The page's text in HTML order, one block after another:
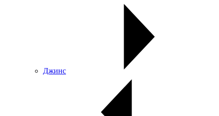
Джинс